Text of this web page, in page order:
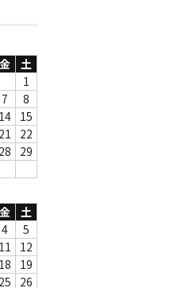
金
土
1
7
8
14 15
21
22
28
29
金
土
4
5
11
12
18
19
25
26